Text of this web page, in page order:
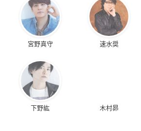
宮野真守 速水奨
下野紘 木村昴